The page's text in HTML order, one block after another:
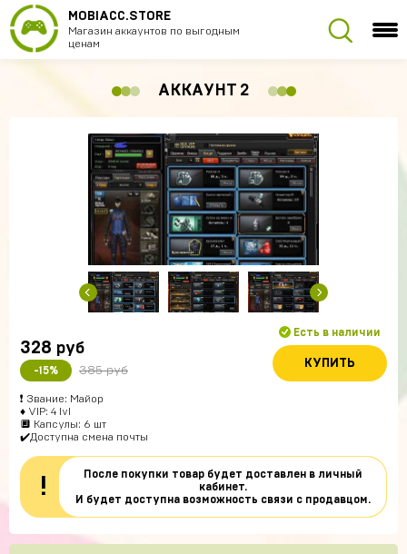
MOBIACC.STORE
Магазин аккаунтов по выгодным
ценам
АККАУНТ 2
328 руб
-15% 385 руб
Есть в наличии
КУПИТЬ
❗ Звание: Майор
♦ VIP: 4 lvl
🔲 Капсулы: 6 шт
✔️Доступна смена почты
!
После покупки товар будет доставлен в личный
кабинет.
И будет доступна возможность связи с продавцом.